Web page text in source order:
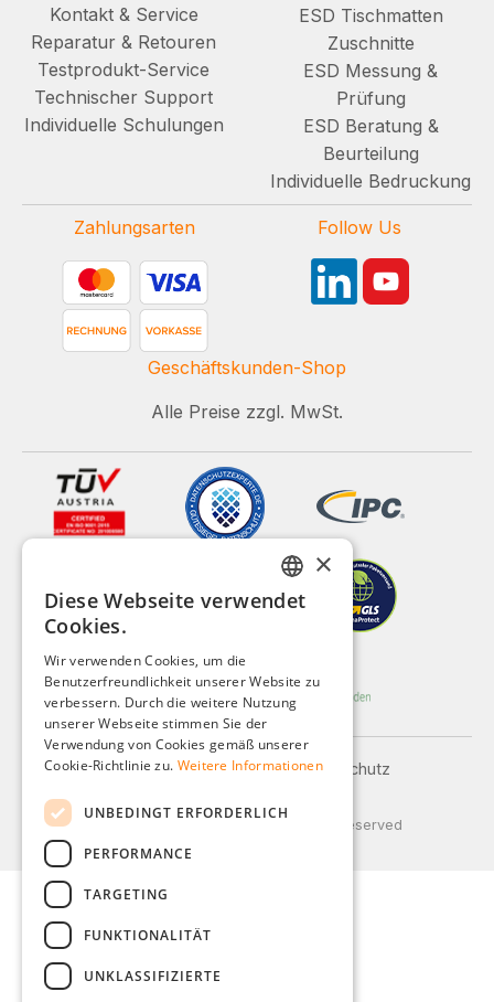
Kontakt & Service
Reparatur & Retouren
Testprodukt-Service
Technischer Support
Individuelle Schulungen
ESD Tischmatten
Zuschnitte
ESD Messung &
Prüfung
ESD Beratung &
Beurteilung
Individuelle Bedruckung
Zahlungsarten Follow Us
Geschäftskunden-Shop
Alle Preise zzgl. MwSt.
Impressum AGB
Datenschutz
© 2026 Weidinger GmbH, All Rights Reserved
GERMAN
FRENCH
DUTCH
×
Diese Webseite verwendet
Cookies.
Wir verwenden Cookies, um die
Benutzerfreundlichkeit unserer Website zu
verbessern. Durch die weitere Nutzung
unserer Webseite stimmen Sie der
Verwendung von Cookies gemäß unserer
Cookie-Richtlinie zu. Weitere Informationen
UNBEDINGT ERFORDERLICH
PERFORMANCE
TARGETING
FUNKTIONALITÄT
UNKLASSIFIZIERTE